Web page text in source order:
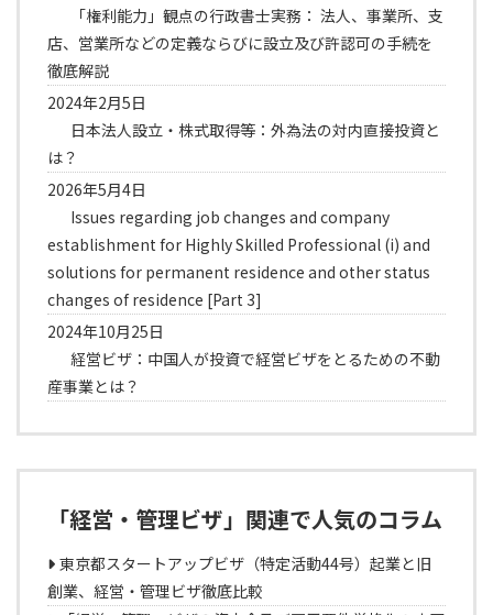
「権利能力」観点の行政書士実務： 法人、事業所、支
店、営業所などの定義ならびに設立及び許認可の手続を
徹底解説
2024年2月5日
日本法人設立・株式取得等：外為法の対内直接投資と
は？
2026年5月4日
Issues regarding job changes and company
establishment for Highly Skilled Professional (i) and
solutions for permanent residence and other status
changes of residence [Part 3]
2024年10月25日
経営ビザ：中国人が投資で経営ビザをとるための不動
産事業とは？
「経営・管理ビザ」関連で人気のコラム
東京都スタートアップビザ（特定活動44号）起業と旧
創業、経営・管理ビザ徹底比較